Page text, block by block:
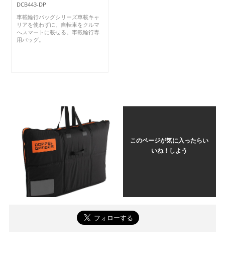
DCB443-DP
車載輪行バッグシリーズ車載キャ
リアを使わずに、自転車をクルマ
へスマートに載せる。車載輪行専
用バッグ。
このページが気に入ったらい
いね！しよう